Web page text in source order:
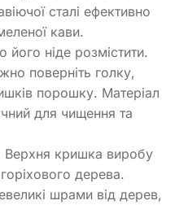
сталі ефективно
кави.
ніде розмістити.
поверніть голку,
порошку. Матеріал
для чищення та
Верхня кришка виробу
дерева.
шрами від дерев,